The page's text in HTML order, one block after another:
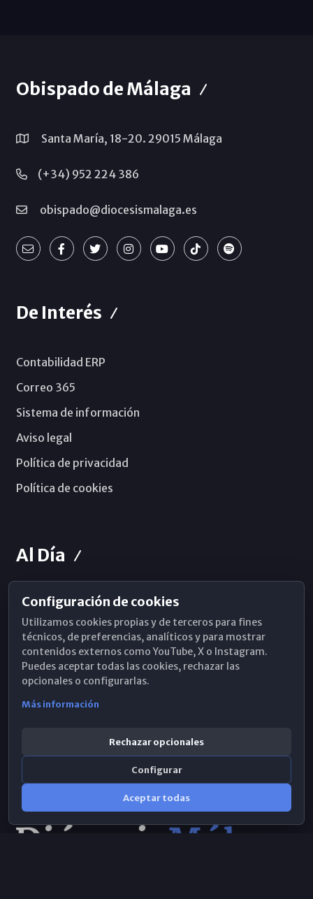
Obispado de Málaga
Santa María, 18-20. 29015 Málaga
(+34) 952 224 386
obispado@diocesismalaga.es
De Interés
Contabilidad ERP
Correo 365
Sistema de información
Aviso legal
Política de privacidad
Política de cookies
Al Día
Horarios de Misa
Hemeroteca
WhatsApp
Configuración de cookies
Utilizamos cookies propias y de terceros para fines
técnicos, de preferencias, analíticos y para mostrar
contenidos externos como YouTube, X o Instagram.
Puedes aceptar todas las cookies, rechazar las
opcionales o configurarlas.
Más información
Rechazar opcionales
Configurar
Aceptar todas